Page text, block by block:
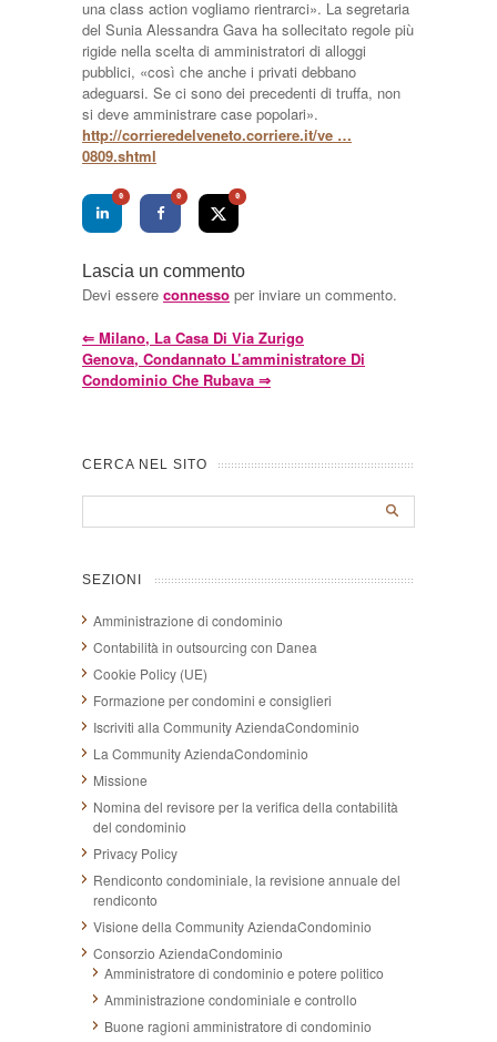
una class action vogliamo rientrarci». La segretaria
del Sunia Alessandra Gava ha sollecitato regole più
rigide nella scelta di amministratori di alloggi
pubblici, «così che anche i privati debbano
adeguarsi. Se ci sono dei precedenti di truffa, non
si deve amministrare case popolari».
http://corrieredelveneto.corriere.it/ve …
0809.shtml
0 0 0
Lascia un commento
Devi essere connesso per inviare un commento.
⇐ Milano, La Casa Di Via Zurigo
Genova, Condannato L’amministratore Di
Condominio Che Rubava ⇒
CERCA NEL SITO
SEZIONI
Amministrazione di condominio
Contabilità in outsourcing con Danea
Cookie Policy (UE)
Formazione per condomini e consiglieri
Iscriviti alla Community AziendaCondominio
La Community AziendaCondominio
Missione
Nomina del revisore per la verifica della contabilità
del condominio
Privacy Policy
Rendiconto condominiale, la revisione annuale del
rendiconto
Visione della Community AziendaCondominio
Consorzio AziendaCondominio
Amministratore di condominio e potere politico
Amministrazione condominiale e controllo
Buone ragioni amministratore di condominio